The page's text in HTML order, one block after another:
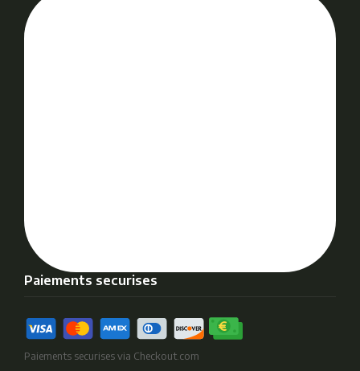
Paiements securises
Paiements securises via Checkout.com